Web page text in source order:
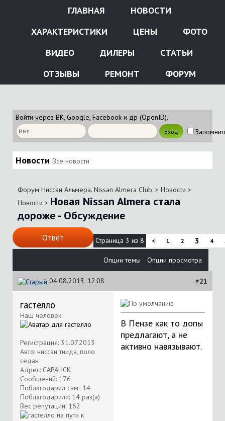
ГЛАВНАЯ
НОВОСТИ
ХАРАКТЕРИСТИКИ
ЦЕНЫ
ФОТО
ВИДЕО
ДИЛЕРЫ
СТАТЬИ
ОТЗЫВЫ
РЕМОНТ ФОРУМ
Войти через ВК, Google, Facebook и др (OpenID).
Новости Все новости
Форум Ниссан Альмера. Nissan Almera Club. > Новости >
Новости > Новая Nissan Almera стала
дороже - Обсуждение
Ответ Страница 3 из 8 < 1 2 3 4
Опции темы Опции просмотра
04.08.2013, 12:08 #21
гастелло
Наш человек
Регистрация: 31.07.2013
Авто: ниссан тиида, поло
седан
Адрес: САРАНСК
Сообщений: 176
Поблагодарил сам:: 14
Поблагодарили: 14 раз(а)
Вес репутации: 162
В Пензе как то допы
предлагают, а не
активно навязывают.